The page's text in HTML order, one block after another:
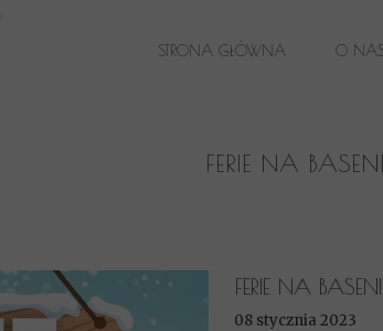
STRONA GŁÓWNA O
FERIE NA
08 stycznia 2023
FERIE NA